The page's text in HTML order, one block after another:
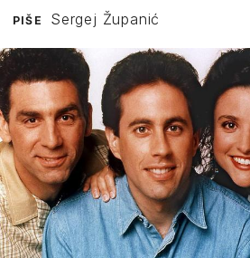
PIŠE Sergej Županić